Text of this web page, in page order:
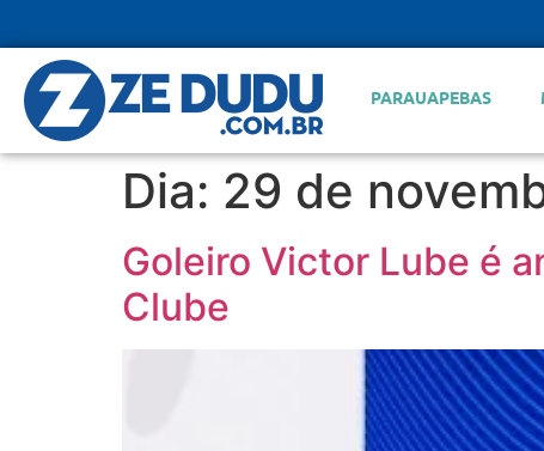
PARAUAPEBAS
Dia: 29 de
Goleiro Victor Lube é
Clube